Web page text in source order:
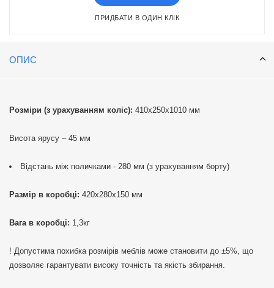
підходять для комерційного застосування в офісах, салонах краси
та медичних закладах. В офісах вони допоможуть організувати
медичних закладах етажерки забезпечать зручне зберігання
ПРИДБАТИ В ОДИН КЛІК
ОПИС
Розміри (з урахуванням коліс): 410х250х1010 мм
Висота ярусу – 45 мм
Відстань між поличками - 280 мм (з урахуванням борту)
Размір в коробці: 420х280х150 мм
Вага в коробці: 1,3кг
! Допустима похибка розмірів меблів може становити до ±5%, що
дозволяє гарантувати високу точність та якість збирання.